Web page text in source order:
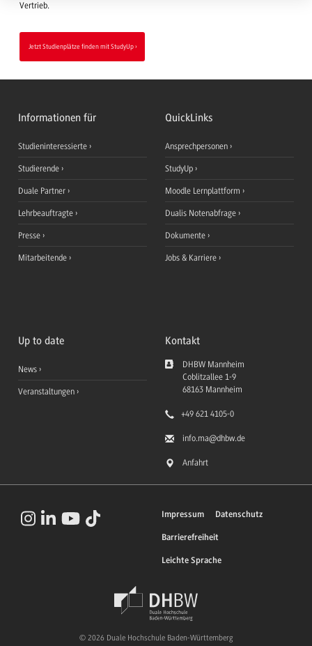
Vertrieb.
Jetzt Studienplätze finden mit StudyUp
Informationen für
Studieninteressierte
Studierende
Duale Partner
Lehrbeauftragte
Presse
Mitarbeitende
QuickLinks
Ansprechpersonen
StudyUp
Moodle Lernplattform
Dualis Notenabfrage
Dokumente
Jobs & Karriere
Up to date
News
Veranstaltungen
Kontakt
DHBW Mannheim
Coblitzallee 1-9
68163 Mannheim
+49 621 4105-0
info.ma@dhbw.de
Anfahrt
Impressum Datenschutz
Barrierefreiheit
Leichte Sprache
© 2026 Duale Hochschule Baden-Württemberg